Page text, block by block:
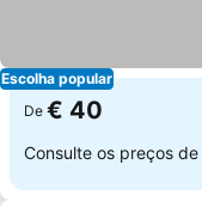
Escolha popular
De € 40
Consulte os preços de